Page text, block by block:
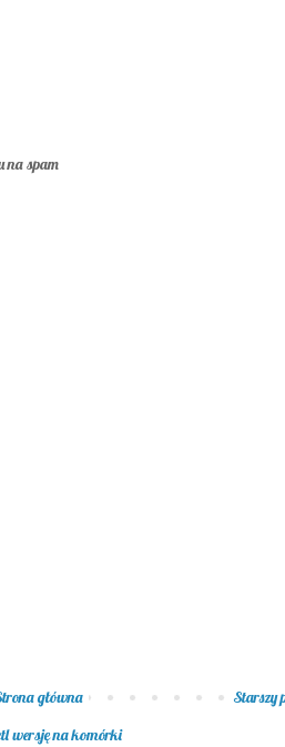
na spam
Starszy
główna
wersję na komórki